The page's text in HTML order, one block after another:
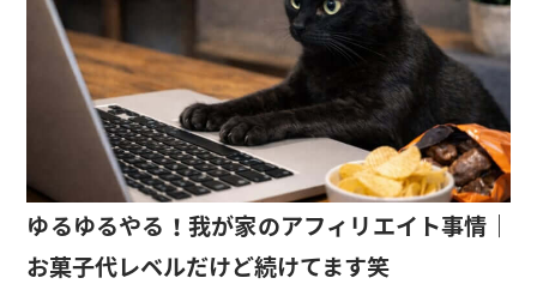
ゆるゆるやる！我が家のアフィリエイト事情｜
お菓子代レベルだけど続けてます笑